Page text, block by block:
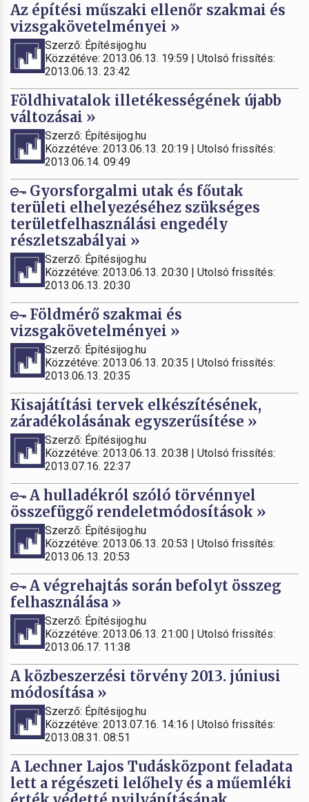
Az építési műszaki ellenőr szakmai és
vizsgakövetelményei »
Szerző: Építésijog.hu
Közzétéve: 2013.06.13. 19:59 | Utolsó frissítés:
2013.06.13. 23:42
Földhivatalok illetékességének újabb
változásai »
Szerző: Építésijog.hu
Közzétéve: 2013.06.13. 20:19 | Utolsó frissítés:
2013.06.14. 09:49
Gyorsforgalmi utak és főutak
területi elhelyezéséhez szükséges
területfelhasználási engedély
részletszabályai »
Szerző: Építésijog.hu
Közzétéve: 2013.06.13. 20:30 | Utolsó frissítés:
2013.06.13. 20:30
Földmérő szakmai és
vizsgakövetelményei »
Szerző: Építésijog.hu
Közzétéve: 2013.06.13. 20:35 | Utolsó frissítés:
2013.06.13. 20:35
Kisajátítási tervek elkészítésének,
záradékolásának egyszerűsítése »
Szerző: Építésijog.hu
Közzétéve: 2013.06.13. 20:38 | Utolsó frissítés:
2013.07.16. 22:37
A hulladékról szóló törvénnyel
összefüggő rendeletmódosítások »
Szerző: Építésijog.hu
Közzétéve: 2013.06.13. 20:53 | Utolsó frissítés:
2013.06.13. 20:53
A végrehajtás során befolyt összeg
felhasználása »
Szerző: Építésijog.hu
Közzétéve: 2013.06.13. 21:00 | Utolsó frissítés:
2013.06.17. 11:38
A közbeszerzési törvény 2013. júniusi
módosítása »
Szerző: Építésijog.hu
Közzétéve: 2013.07.16. 14:16 | Utolsó frissítés:
2013.08.31. 08:51
A Lechner Lajos Tudásközpont feladata
lett a régészeti lelőhely és a műemléki